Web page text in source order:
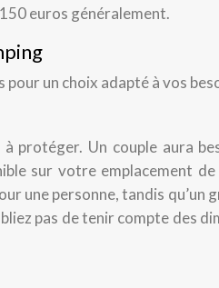
euros généralement.
un choix adapté à vos
protéger. Un couple aura
sur votre emplacement
une personne, tandis qu’un
pas de tenir compte des